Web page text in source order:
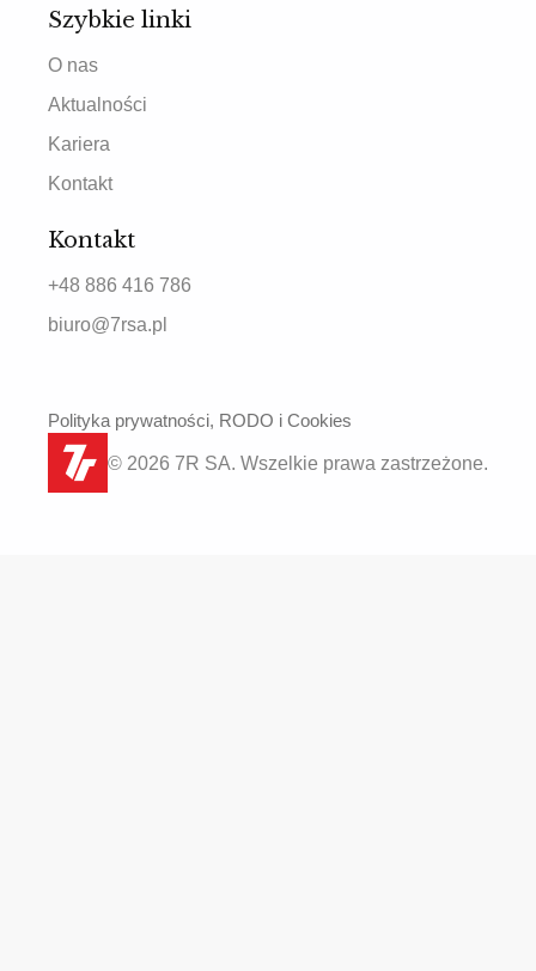
Szybkie linki
O nas
Aktualności
Kariera
Kontakt
Kontakt
+48 886 416 786
biuro@7rsa.pl
© 2026 7R SA. Wszelkie prawa zastrzeżone.
Polityka prywatności, RODO i Cookies